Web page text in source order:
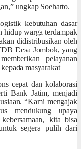
ungkap Soeharto.
kebutuhan dasar
hidup warga terdampak
didistribusikan oleh
Desa Jombok, yang
pelayanan
masyarakat.
cepat dan kolaborasi
Bank Jatim, menjadi
“Kami mengajak
mendukung upaya
kita bisa
segera pulih dari